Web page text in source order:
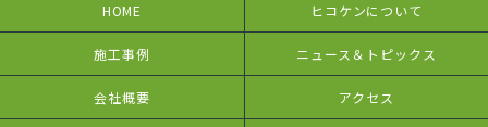
HOME ヒコケンについて
施工事例 ニュース＆トピックス
会社概要 アクセス